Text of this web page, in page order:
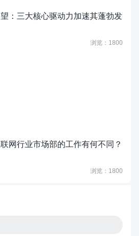
：三大核心驱动力加速其蓬勃发
浏览：1800
网行业市场部的工作有何不同？
浏览：1800